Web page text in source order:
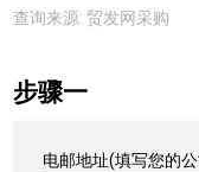
查询来源: 贸发网采购
步骤一
电邮地址(填写您的